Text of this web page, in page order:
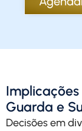
Guarda e
Decisões em